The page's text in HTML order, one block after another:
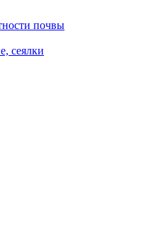
почвы
сеялки